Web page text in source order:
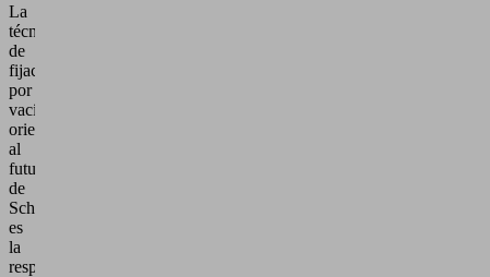
La
técnica
de
fijación
por
vacío
orientada
al
futuro
de
Schmalz
es
la
respuesta